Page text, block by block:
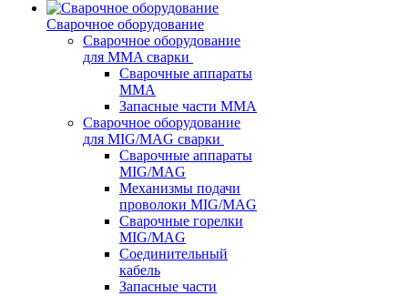
Сварочное оборудование
Сварочное оборудование
для MMA сварки
Сварочные аппараты
MMA
Запасные части MMA
Сварочное оборудование
для MIG/MAG сварки
Сварочные аппараты
MIG/MAG
Механизмы подачи
проволоки MIG/MAG
Сварочные горелки
MIG/MAG
Соединительный
кабель
Запасные части